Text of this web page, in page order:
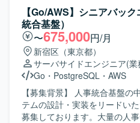
Claude Code、Cursor、
やLLM APIを活用した開発環境
Cloudを用いた発見型ソーシ
ド開発全般を担当していただ
職能混合チームの一員として
リース、運用まで一気通貫で
PdM、デザイナー、モバイル
ら新機能の設計から実装・リ
を持って推進していただきま
ネント設計、Platform
盤の改善にも積極的に関わっ
産性を高める仕組みづくりに
【Go/AWS】シニアバッ
統合基盤）
〜675,000円/月
新宿区（東京都）
サーバサイドエンジニア(業
Go ・ PostgreSQL ・ AWS
【募集背景】 人事統合基盤の
テムの設計・実装をリードい
募集しております。大量の人